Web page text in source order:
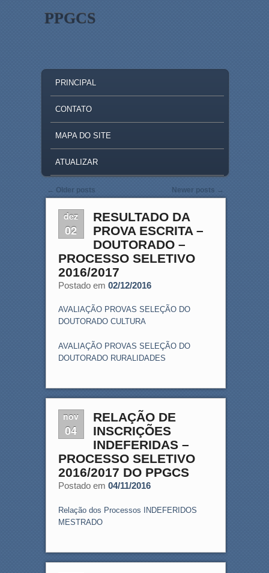
PPGCS
SKIP TO PRIMARY CONTENT
SKIP TO SECONDARY CONTENT
PRINCIPAL
CONTATO
MAPA DO SITE
ATUALIZAR
Post navigation
← Older posts Newer posts →
dez
02
RESULTADO DA
PROVA ESCRITA –
DOUTORADO –
PROCESSO SELETIVO
2016/2017
Postado em 02/12/2016
AVALIAÇÃO PROVAS SELEÇÃO DO
DOUTORADO CULTURA
AVALIAÇÃO PROVAS SELEÇÃO DO
DOUTORADO RURALIDADES
nov
04
RELAÇÃO DE
INSCRIÇÕES
INDEFERIDAS –
PROCESSO SELETIVO
2016/2017 DO PPGCS
Postado em 04/11/2016
Relação dos Processos INDEFERIDOS
MESTRADO